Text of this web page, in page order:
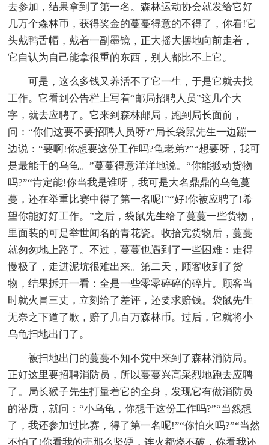
去参加，结果拿到了第一名。森林运动协会就发给它好
几万个森林币，获得奖金的蔓蔓得意的不得了，你看!它
头戴鸭舌帽，戴着一副墨镜，正大摇大摆地向前走着，
它自认为自己能拿很重的东西，别人都比不上它。
可是，这么多钱又养活不了它一生，于是它就去找
工作。它看到公告栏上写着“邮局招聘人员”这几个大
字，就去应聘了。它来到森林邮局，跑到局长面前，
问：“你们这要不要招聘人员呀?”局长袋鼠先生一边蹦一
边说：“要啊!你想要这份工作吗?龟老弟?”“想要呀，我可
是最能干的乌龟。”蔓蔓得意洋洋地说。“你能搬动货物
吗?”“肯定能!你当我是谁呀，我可是大名鼎鼎的乌龟蔓
蔓，还在举重比赛中得了第一名呢!”“好!你被应聘了!希
望你能好好工作。”之后，袋鼠先生给了蔓蔓一些货物，
里面装的可是举世闻名的青花瓷。收拾完货物后，蔓蔓
就匆匆地上路了。不过，蔓蔓也遇到了一些困难：走得
慢极了，走进泥坑很难出来。第二天，顾客收到了货
物，结果拆开一看：全是一些零零碎碎的碎片。顾客当
时就火冒三丈，立刻给了差评，还要求赔钱。袋鼠先生
无奈之下道了歉，赔了几百万森林币。过后，它就将小
乌龟扫地出门了。
被扫地出门的蔓蔓不知不觉中来到了森林消防局。
正好这里要招聘消防员，所以蔓蔓兴高采烈地跑去应聘
了。局长猴子先生打量着它的全身，发现它有做消防员
的潜质，就问：“小乌龟，你想干这份工作吗?”“当然想
了，我还参加过比赛，得了第一名呢!”“你怕火吗?”“当然
不怕了!你看我的壳那么坚硬，连火都烧不破，你看我还